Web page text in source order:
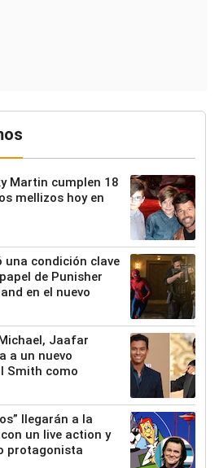
Martin cumplen 18
mellizos hoy en
condición clave
de Punisher
en el nuevo
Jaafar
a un nuevo
Smith como
llegarán a la
un live action y
protagonista